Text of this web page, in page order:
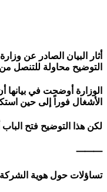
أثار البيان الصادر عن
التوضيح محاولة للتنصل
الوزارة أوضحت في
الأشغال فوراً إلى حين
لكن هذا التوضيح فتح
⸻
تساؤلات حول هوية